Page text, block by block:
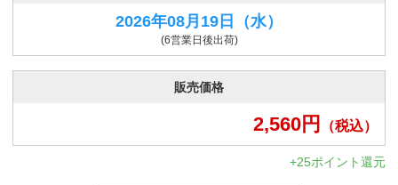
2026年08月19日 （水）
(6営業日後出荷)
販売価格
2,560円 （税込）
+25ポイント還元